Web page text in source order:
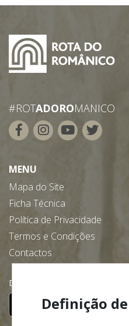
#ROTADOROMANICO
MENU
Mapa do Site
Ficha Técnica
Política de Privacidade
Termos e Condições
Contactos
Descarregue gratuitamente a
Definição